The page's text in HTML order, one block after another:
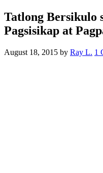
Tatlong Bersikulo
Pagsisikap at
August 18, 2015 by Ray L. 1